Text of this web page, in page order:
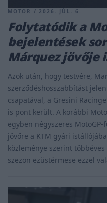
MOTOR / 2026. JÚL. 6.
Folytatódik a
bejelentések
Márquez jövője
Azok után, hogy testvére,
szerződéshosszabbítást
csapatával, a Gresini
is pont került. A korábbi
egyben négyszeres
jövőre a KTM gyári
közleménye szerint
szezon ezüstérmese ezzel